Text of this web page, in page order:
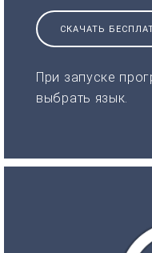
СКАЧАТЬ
При запуске
выбрать язык.